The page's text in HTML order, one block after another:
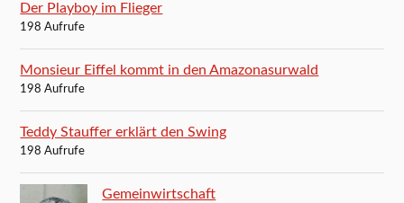
Der Playboy im Flieger
198 Aufrufe
Monsieur Eiffel kommt in den Amazonasurwald
198 Aufrufe
Teddy Stauffer erklärt den Swing
198 Aufrufe
Gemeinwirtschaft